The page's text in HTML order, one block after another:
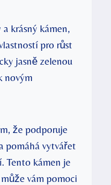
krásný kámen,
pro růst
jasně zelenou
novým
že podporuje
pomáhá vytvářet
Tento kámen je
vám pomoci